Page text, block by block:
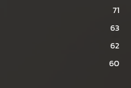
71
63
62
60